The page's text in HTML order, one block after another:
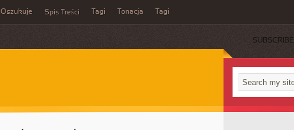
Oszukuje Spis Treści Tagi Tonacja Tagi
SUBSCRIBE